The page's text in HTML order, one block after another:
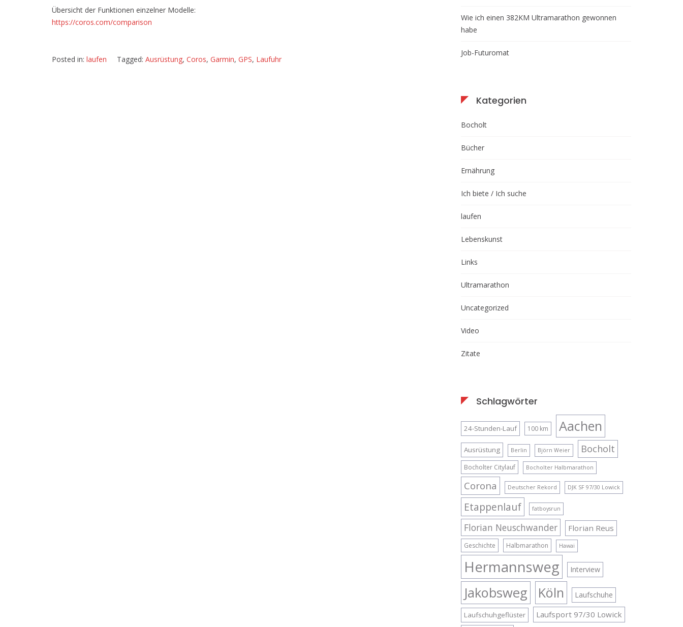
Übersicht der Funktionen einzelner Modelle:
https://coros.com/comparison
Posted in: laufen Tagged: Ausrüstung, Coros, Garmin, GPS, Laufuhr
Wie ich einen 382KM Ultramarathon gewonnen
habe
Job-Futuromat
Kategorien
Bocholt
Bücher
Ernährung
Ich biete / Ich suche
laufen
Lebenskunst
Links
Ultramarathon
Uncategorized
Video
Zitate
Schlagwörter
24-Stunden-Lauf 100 km Aachen
Ausrüstung Berlin Björn Weier Bocholt
Bocholter Citylauf Bocholter Halbmarathon
Corona Deutscher Rekord DJK SF 97/30 Lowick
Etappenlauf fatboysrun
Florian Neuschwander Florian Reus
Geschichte Halbmarathon Hawai
Hermannsweg Interview
Jakobsweg Köln Laufschuhe
Laufschuhgeflüster Laufsport 97/30 Lowick